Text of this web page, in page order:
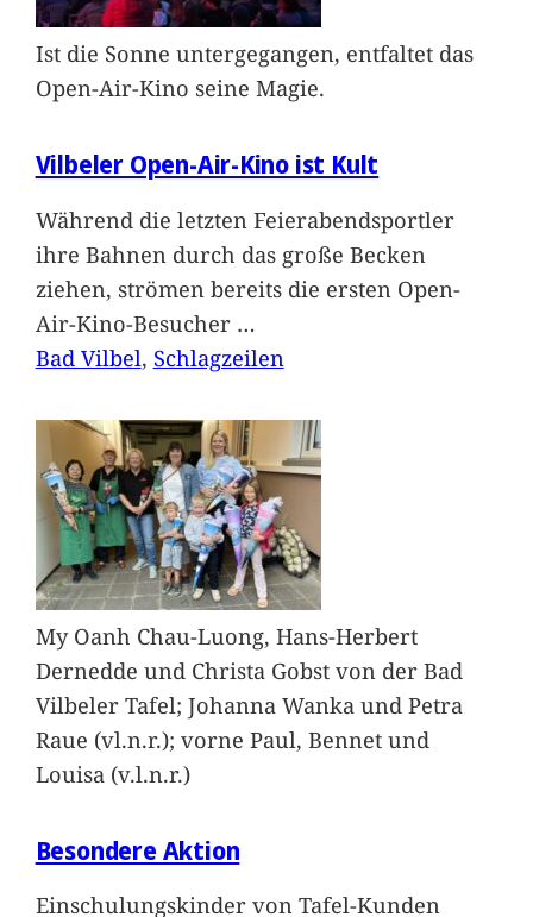
Ist die Sonne untergegangen, entfaltet das
Open-Air-Kino seine Magie.
Vilbeler Open-Air-Kino ist Kult
Während die letzten Feierabendsportler
ihre Bahnen durch das große Becken
ziehen, strömen bereits die ersten Open-
Air-Kino-Besucher …
Bad Vilbel, Schlagzeilen
My Oanh Chau-Luong, Hans-Herbert
Dernedde und Christa Gobst von der Bad
Vilbeler Tafel; Johanna Wanka und Petra
Raue (vl.n.r.); vorne Paul, Bennet und
Louisa (v.l.n.r.)
Besondere Aktion
Einschulungskinder von Tafel-Kunden